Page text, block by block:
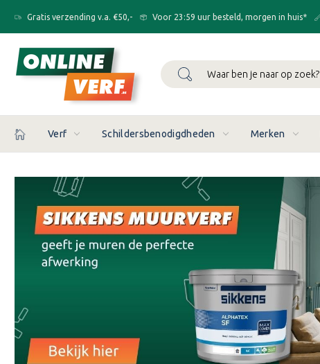
Gratis verzending v.a. €50,- Voor 23:59 uur besteld, morgen in huis*
Zoeken
Verf Schildersbenodigdheden Merken